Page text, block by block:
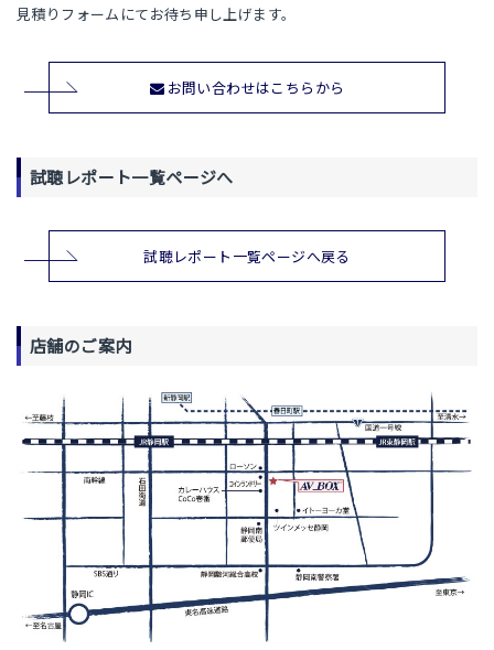
見積りフォームにてお待ち申し上げます。
お問い合わせはこちらから
試聴レポート一覧ページへ
試聴レポート一覧ページへ戻る
店舗のご案内